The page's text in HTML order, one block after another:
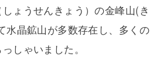
ょうせんきょう）の金峰山(き
水晶鉱山が多数存在し、多くの
しゃいました。